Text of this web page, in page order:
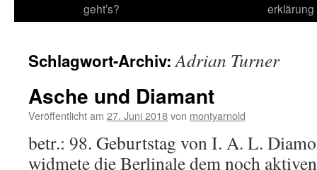
geht’s?
erklärung
Schlagwort-Archiv:Adrian Turner
Asche und Diamant
Veröffentlicht am 27. Juni 2018von montyarnold
betr.: 98. Geburtstag von I. A. L.
widmete die Berlinale dem noch